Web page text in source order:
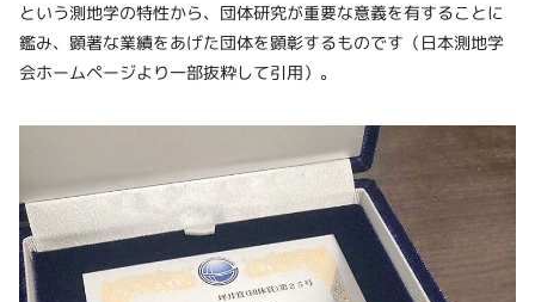
という測地学の特性から、団体研究が重要な意義を有することに
鑑み、顕著な業績をあげた団体を顕彰するものです（日本測地学
会ホームページより一部抜粋して引用）。